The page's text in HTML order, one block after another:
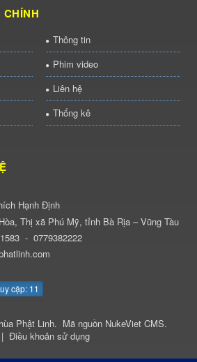
CHÍNH
Thông tin
Phim video
Liên hệ
Thống kê
Hạnh Định
Thị xã Phú Mỹ, tỉnh Bà Rịa – Vũng Tàu
- 0779382222
cập: 11
Phật Linh. Mã nguồn NukeViet CMS.
| Điều khoản sử dụng